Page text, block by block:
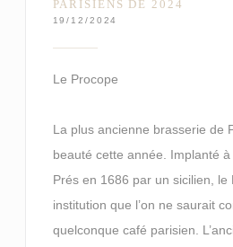
PARISIENS DE 2024
19/12/2024
Le Procope
La plus ancienne brasserie de
beauté cette année. Implanté
Prés en 1686 par un sicilien, le
institution que l’on ne saurait
quelconque café parisien.